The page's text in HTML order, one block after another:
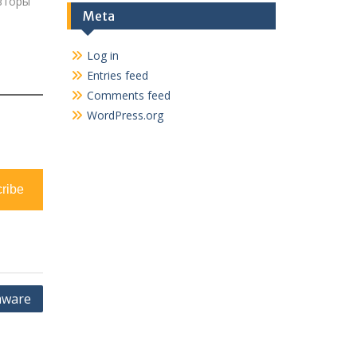
Meta
Log in
Entries feed
Comments feed
WordPress.org